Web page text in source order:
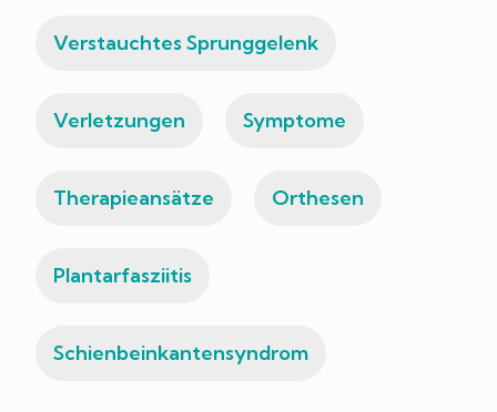
Verstauchtes Sprunggelenk
Verletzungen Symptome
Therapieansätze Orthesen
Plantarfasziitis
Schienbeinkantensyndrom